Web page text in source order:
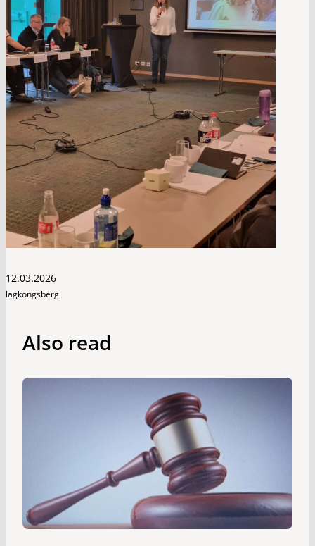
12.03.2026
lagkongsberg
Also read